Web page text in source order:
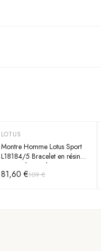
-25%
LOTUS
Montre Homme Lotus Sport
L18184/5 Bracelet en résine
noire et lunette brune
81,60 €109 €